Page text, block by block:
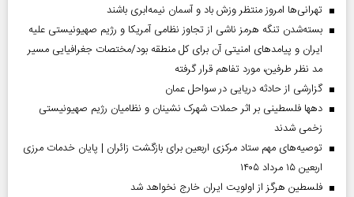
تهرانی‌ها امروز منتظر وزش باد و آسمان نیمه‌ابری باشند
بسته‌شدن تنگه هرمز ناشی از تجاوز نظامی آمریکا و رژیم صهیونیستی علیه
ایران و پیامد‌های امنیتی آن برای کل منطقه بود/مختصات جغرافیایی مسیر
مد نظر طرفین، مورد تفاهم قرار گرفته
گزارشی از حادثه دریایی در سواحل عمان
دهها فلسطینی بر اثر حملات شهرک نشینان و نظامیان رژیم صهیونیستی
زخمی شدند
توصیه‌های مهم ستاد مرکزی اربعین برای بازگشت زائران | پایان خدمات مرزی
اربعین ۱۵ مرداد ۱۴۰۵
فلسطین هرگز از اولویت ایران خارج نخواهد شد